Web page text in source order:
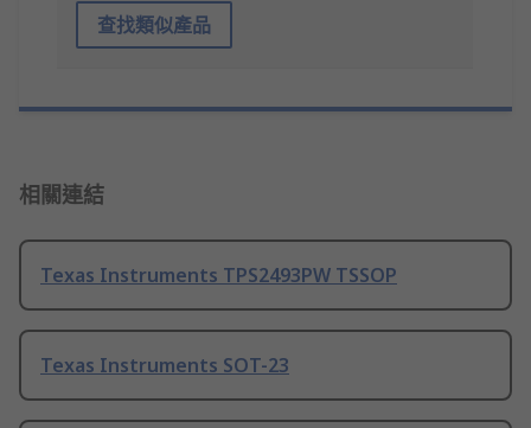
查找類似產品
相關連結
Texas Instruments TPS2493PW TSSOP
Texas Instruments SOT-23